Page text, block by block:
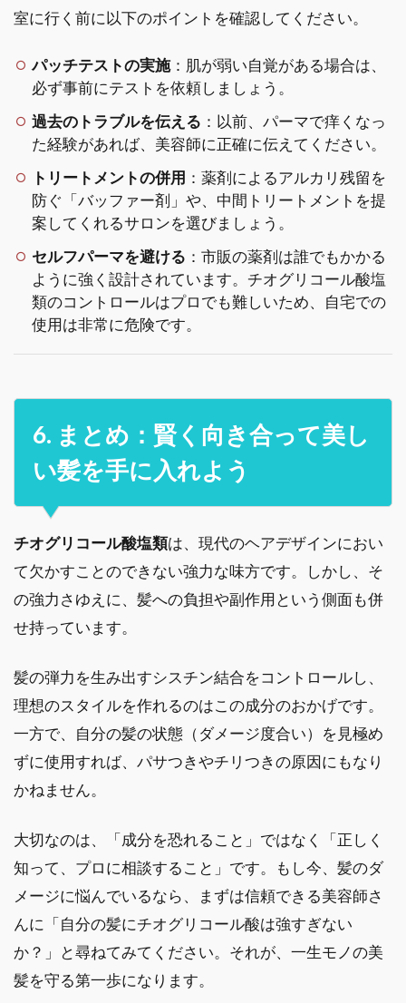
室に行く前に以下のポイントを確認してください。
パッチテストの実施：肌が弱い自覚がある場合は、
必ず事前にテストを依頼しましょう。
過去のトラブルを伝える ：以前、パーマで痒くなっ
た経験があれば、美容師に正確に伝えてください。
トリートメントの併用 ：薬剤によるアルカリ残留を
防ぐ「バッファー剤」や、中間トリートメントを提
案してくれるサロンを選びましょう。
セルフパーマを避ける ：市販の薬剤は誰でもかかる
ように強く設計されています。チオグリコール酸塩
類のコントロールはプロでも難しいため、自宅での
使用は非常に危険です。
6. まとめ：賢く向き合って美し
い髪を手に入れよう
チオグリコール酸塩類は、現代のヘアデザインにおい
て欠かすことのできない強力な味方です。しかし、そ
の強力さゆえに、髪への負担や副作用という側面も併
せ持っています。
髪の弾力を生み出すシスチン結合をコントロールし、
理想のスタイルを作れるのはこの成分のおかげです。
一方で、自分の髪の状態（ダメージ度合い）を見極め
ずに使用すれば、パサつきやチリつきの原因にもなり
かねません。
大切なのは、「成分を恐れること」ではなく「正しく
知って、プロに相談すること」です。もし今、髪のダ
メージに悩んでいるなら、まずは信頼できる美容師さ
んに「自分の髪にチオグリコール酸は強すぎない
か？」と尋ねてみてください。それが、一生モノの美
髪を守る第一歩になります。